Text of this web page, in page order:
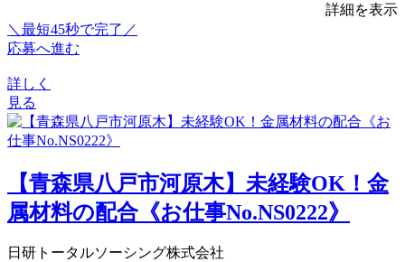
詳細を表示
＼最短45秒で完了／
応募へ進む
詳しく
見る
【青森県八戸市河原木】未経験OK！金
属材料の配合《お仕事No.NS0222》
日研トータルソーシング株式会社